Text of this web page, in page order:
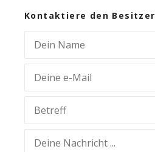
Kontaktiere den Besitzer